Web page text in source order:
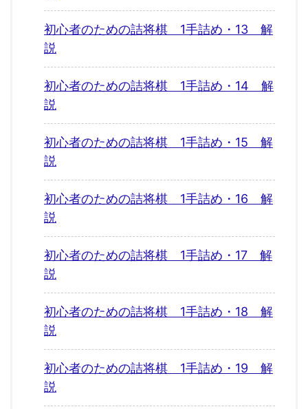
初心者のための詰将棋 1手詰め・13 解
説
初心者のための詰将棋 1手詰め・14 解
説
初心者のための詰将棋 1手詰め・15 解
説
初心者のための詰将棋 1手詰め・16 解
説
初心者のための詰将棋 1手詰め・17 解
説
初心者のための詰将棋 1手詰め・18 解
説
初心者のための詰将棋 1手詰め・19 解
説